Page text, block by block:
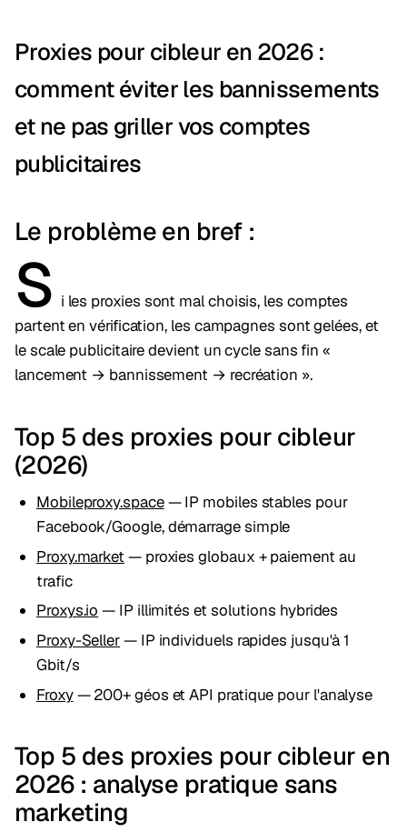
Proxies pour cibleur en 2026 :
comment éviter les bannissements
et ne pas griller vos comptes
publicitaires
Le problème en bref :
S i les proxies sont mal choisis, les comptes
partent en vérification, les campagnes sont gelées, et
le scale publicitaire devient un cycle sans fin «
lancement → bannissement → recréation ».
Top 5 des proxies pour cibleur
(2026)
Mobileproxy.space— IP mobiles stables pour
Facebook/Google, démarrage simple
Proxy.market — proxies globaux + paiement au
trafic
Proxys.io — IP illimités et solutions hybrides
Proxy-Seller— IP individuels rapides jusqu'à 1
Gbit/s
Froxy— 200+ géos et API pratique pour l'analyse
Top 5 des proxies pour cibleur en
2026 : analyse pratique sans
marketing